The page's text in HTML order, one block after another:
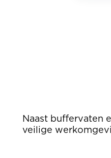
Naast buffervaten
veilige